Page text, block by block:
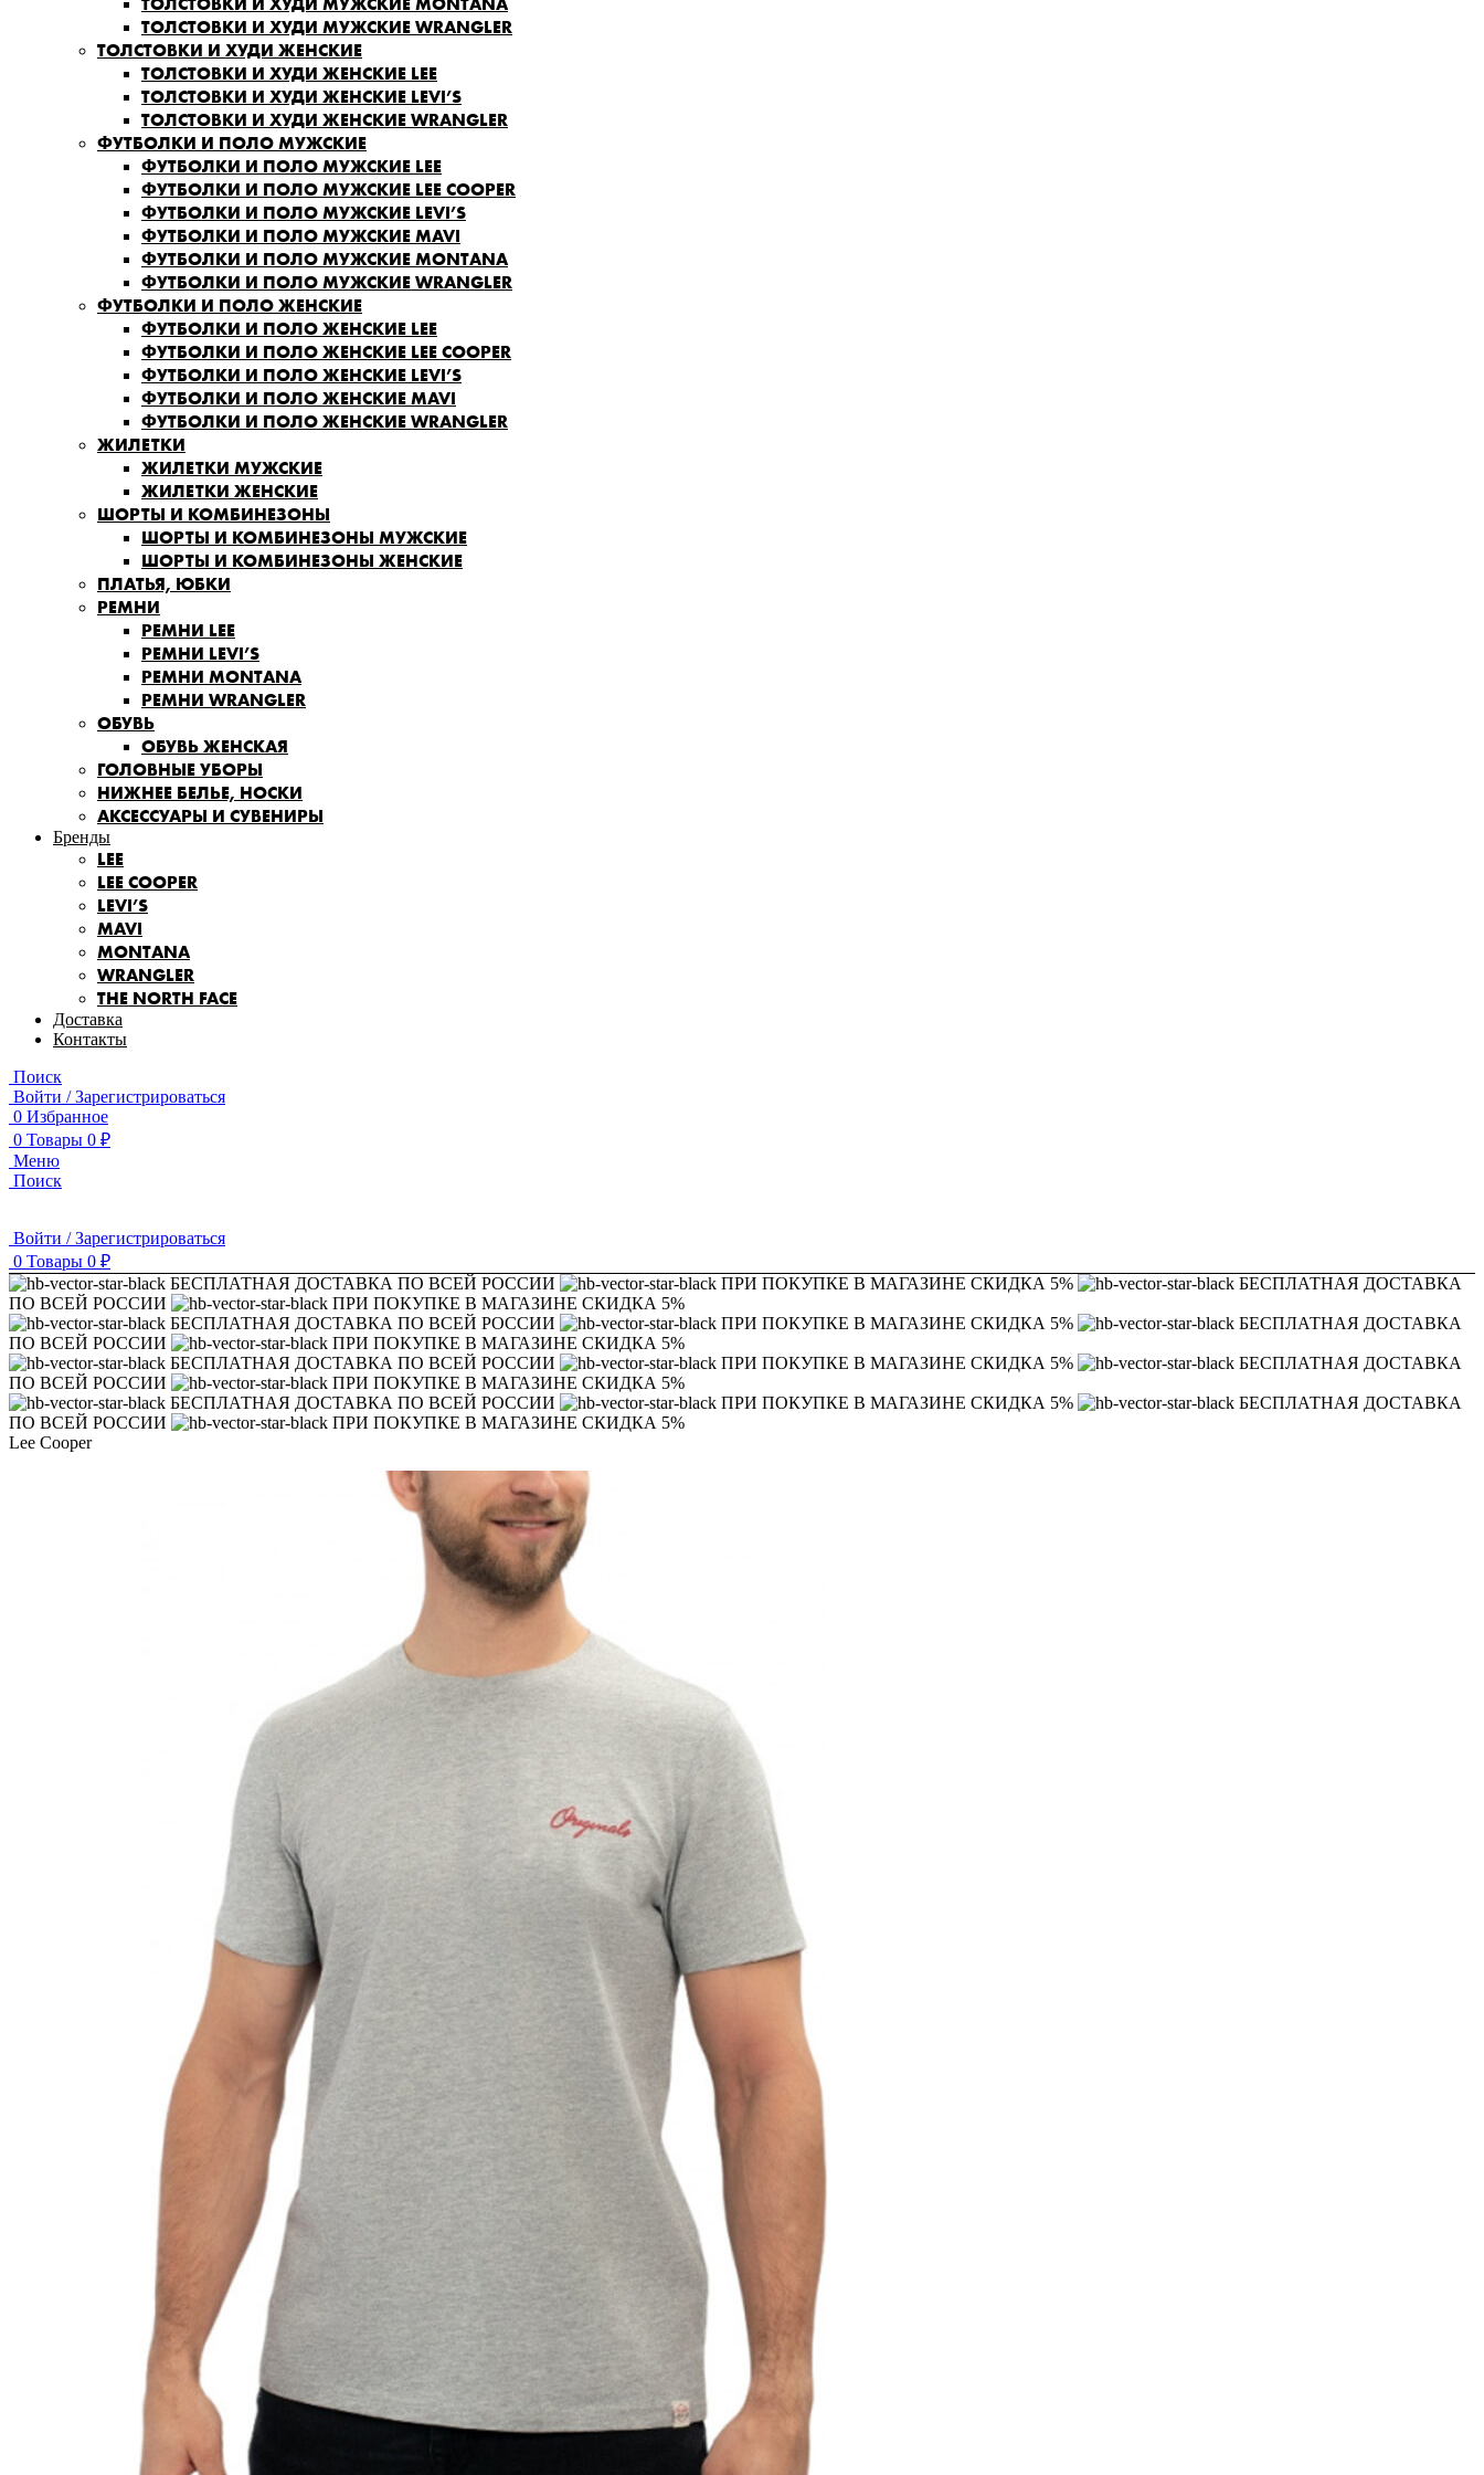
ТОЛСТОВКИ И ХУДИ МУЖСКИЕ WRANGLER
ТОЛСТОВКИ И ХУДИ ЖЕНСКИЕ
ТОЛСТОВКИ И ХУДИ ЖЕНСКИЕ LEE
ТОЛСТОВКИ И ХУДИ ЖЕНСКИЕ LEVI’S
ТОЛСТОВКИ И ХУДИ ЖЕНСКИЕ WRANGLER
ФУТБОЛКИ И ПОЛО МУЖСКИЕ
ФУТБОЛКИ И ПОЛО МУЖСКИЕ LEE
ФУТБОЛКИ И ПОЛО МУЖСКИЕ LEE COOPER
ФУТБОЛКИ И ПОЛО МУЖСКИЕ LEVI’S
ФУТБОЛКИ И ПОЛО МУЖСКИЕ MAVI
ФУТБОЛКИ И ПОЛО МУЖСКИЕ MONTANA
ФУТБОЛКИ И ПОЛО МУЖСКИЕ WRANGLER
ФУТБОЛКИ И ПОЛО ЖЕНСКИЕ
ФУТБОЛКИ И ПОЛО ЖЕНСКИЕ LEE
ФУТБОЛКИ И ПОЛО ЖЕНСКИЕ LEE COOPER
ФУТБОЛКИ И ПОЛО ЖЕНСКИЕ LEVI’S
ФУТБОЛКИ И ПОЛО ЖЕНСКИЕ MAVI
ФУТБОЛКИ И ПОЛО ЖЕНСКИЕ WRANGLER
ЖИЛЕТКИ
ЖИЛЕТКИ МУЖСКИЕ
ЖИЛЕТКИ ЖЕНСКИЕ
ШОРТЫ И КОМБИНЕЗОНЫ
ШОРТЫ И КОМБИНЕЗОНЫ МУЖСКИЕ
ШОРТЫ И КОМБИНЕЗОНЫ ЖЕНСКИЕ
ПЛАТЬЯ, ЮБКИ
РЕМНИ
РЕМНИ LEE
РЕМНИ LEVI’S
РЕМНИ MONTANA
РЕМНИ WRANGLER
ОБУВЬ
ОБУВЬ ЖЕНСКАЯ
ГОЛОВНЫЕ УБОРЫ
НИЖНЕЕ БЕЛЬЕ, НОСКИ
АКСЕССУАРЫ И СУВЕНИРЫ
Бренды
LEE
LEE COOPER
LEVI’S
MAVI
MONTANA
WRANGLER
THE NORTH FACE
Доставка
Контакты
Поиск
Войти / Зарегистрироваться
0 Избранное
0 Товары 0 ₽
Меню
Поиск
Войти / Зарегистрироваться
0 Товары 0 ₽
БЕСПЛАТНАЯ ДОСТАВКА ПО ВСЕЙ РОССИИ
ПРИ ПОКУПКЕ В МАГАЗИНЕ СКИДКА 5%
БЕСПЛАТНАЯ ДОСТАВКА
ПО ВСЕЙ РОССИИ
ПРИ ПОКУПКЕ В МАГАЗИНЕ СКИДКА 5%
БЕСПЛАТНАЯ ДОСТАВКА ПО ВСЕЙ РОССИИ
ПРИ ПОКУПКЕ В МАГАЗИНЕ СКИДКА 5%
БЕСПЛАТНАЯ ДОСТАВКА
ПО ВСЕЙ РОССИИ
ПРИ ПОКУПКЕ В МАГАЗИНЕ СКИДКА 5%
БЕСПЛАТНАЯ ДОСТАВКА ПО ВСЕЙ РОССИИ
ПРИ ПОКУПКЕ В МАГАЗИНЕ СКИДКА 5%
БЕСПЛАТНАЯ ДОСТАВКА
ПО ВСЕЙ РОССИИ
ПРИ ПОКУПКЕ В МАГАЗИНЕ СКИДКА 5%
БЕСПЛАТНАЯ ДОСТАВКА ПО ВСЕЙ РОССИИ
ПРИ ПОКУПКЕ В МАГАЗИНЕ СКИДКА 5%
БЕСПЛАТНАЯ ДОСТАВКА
ПО ВСЕЙ РОССИИ
ПРИ ПОКУПКЕ В МАГАЗИНЕ СКИДКА 5%
Lee Cooper